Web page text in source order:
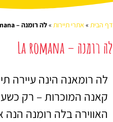
דף הבית » אתרי תיירות »לה רומנה – La romana
לה רומנה – La romana
לה רומאנה הינה עיירה
קאנה המוכרות – רק
האווירה בלה רומנה הנה